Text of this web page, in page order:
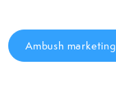
Ambush marketing